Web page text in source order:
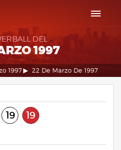
DEL
1997
1997 22 De Marzo De 1997
19 19